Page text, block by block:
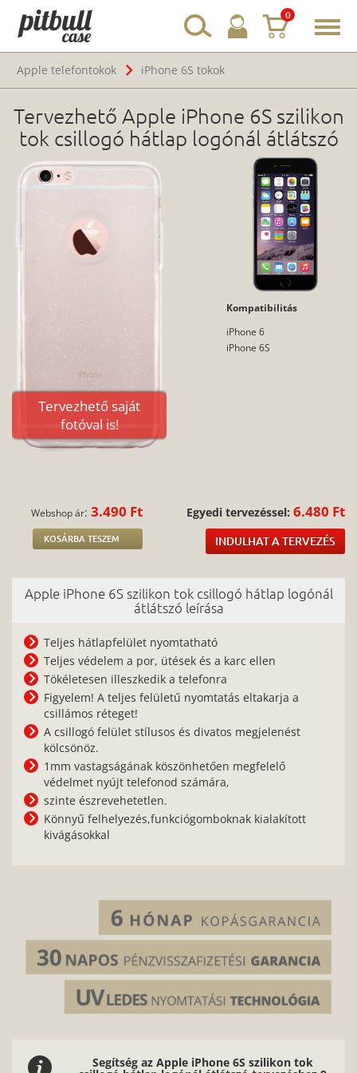
0
Apple telefontokok
iPhone 6S tokok
Tervezhető Apple iPhone 6S szilikon
tok csillogó hátlap logónál átlátszó
Tervezhető saját
fotóval is!
Kompatibilitás
iPhone 6
iPhone 6S
Webshop ár:3.490 Ft
KOSÁRBA TESZEM
Egyedi tervezéssel: 6.480 Ft
INDULHAT A TERVEZÉS
Apple iPhone 6S szilikon tok csillogó hátlap logónál
átlátszó leírása
Teljes hátlapfelület nyomtatható
Teljes védelem a por, ütések és a karc ellen
Tökéletesen illeszkedik a telefonra
Figyelem! A teljes felületű nyomtatás eltakarja a
csillámos réteget!
A csillogó felület stílusos és divatos megjelenést
kölcsönöz.
1mm vastagságának köszönhetően megfelelő
védelmet nyújt telefonod számára,
szinte észrevehetetlen.
Könnyű felhelyezés,funkciógomboknak kialakított
kivágásokkal
Segítség az Apple iPhone 6S szilikon tok